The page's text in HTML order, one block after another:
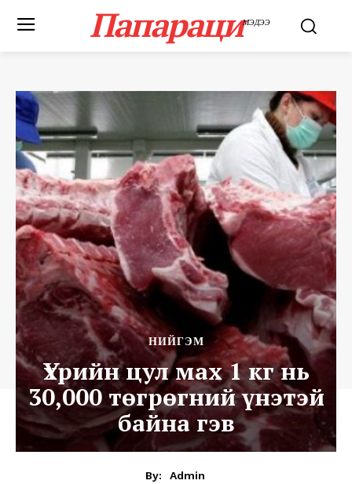
ПапарациМЭДЭЭ
НИЙГЭМ
Үхрийн цул мах 1 кг нь
30,000 төгрөгний үнэтэй
байна гэв
By:
Admin